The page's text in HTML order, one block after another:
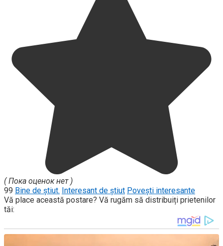
( Пока оценок нет )
99 Bine de știut. Interesant de știut Povești interesante
Vă place această postare? Vă rugăm să distribuiți prietenilor
tăi: